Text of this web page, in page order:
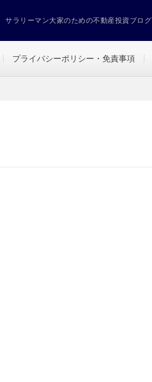
サラリーマン大家のための不動産投資ブログ
プライバシーポリシー・免責事項